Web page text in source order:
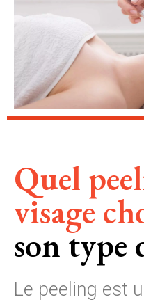
Quel
visage
son type
Le peeling est